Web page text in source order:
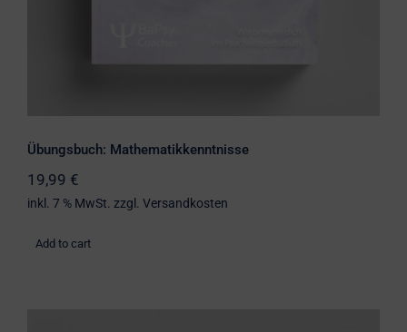
Übungsbuch: Mathematikkenntnisse
19,99 €
inkl. 7 % MwSt. zzgl. Versandkosten
Add to cart